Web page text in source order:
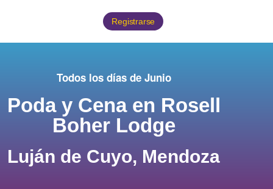
Registrarse
Todos los días de Junio
Poda y Cena en Rosell
Boher Lodge
Luján de Cuyo, Mendoza